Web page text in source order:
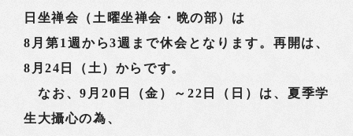
日坐禅会（土曜坐禅会・晩の部）は
8月第1週から3週まで休会となります。再開は、
8月24日（土）からです。
なお、9月20日（金）～22日（日）は、夏季学
生大攝心の為、